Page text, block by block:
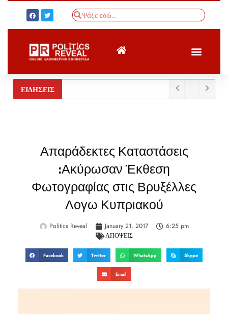
ΕΙΔΗΣΕΙΣ
Απαράδεκτες Καταστάσεις
:Ακύρωσαν Έκθεση
Φωτογραφίας στις Βρυξέλλες
Λογω Κυπριακού
Politics Reveal January 21, 2017
6:25 pm
ΑΠΟΨΕΙΣ
Facebook Twitter WhatsApp Skype
Email